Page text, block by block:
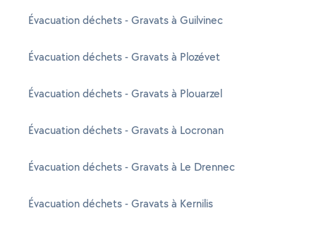
Évacuation déchets - Gravats à Guilvinec
Évacuation déchets - Gravats à Plozévet
Évacuation déchets - Gravats à Plouarzel
Évacuation déchets - Gravats à Locronan
Évacuation déchets - Gravats à Le Drennec
Évacuation déchets - Gravats à Kernilis